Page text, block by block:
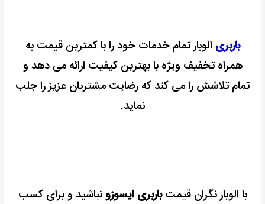
باربری الوبار تمام خدمات خود را با کمترین قیمت به
همراه تخفیف ویژه با بهترین کیفیت ارائه می دهد و
تمام تلاشش را می کند که رضایت مشتریان عزیز را جلب
نماید.
با الوبار نگران قیمتباربری ایسوزونباشید و برای کسب